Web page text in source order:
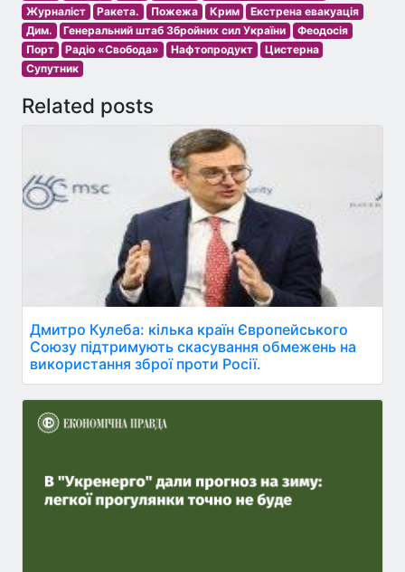
Журналіст
Ракета. Пожежа Крим
Екстрена евакуація
Дим.
Генеральний штаб Збройних сил України
Феодосія
Порт
Радіо «Свобода» Нафтопродукт
Цистерна
Супутник
Related posts
Дмитро Кулеба: кілька країн Європейського
Союзу підтримують скасування обмежень на
використання зброї проти Росії.